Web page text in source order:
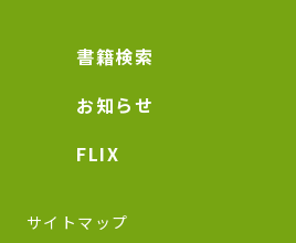
書籍検索
お知らせ
FLIX
サイトマップ